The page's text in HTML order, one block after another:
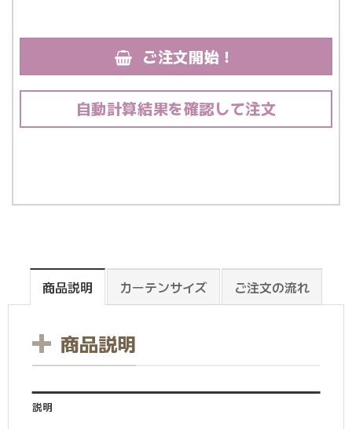
ご注文開始！
自動計算結果を確認して注文
商品説明 カーテンサイズ ご注文の流れ
商品説明
説明